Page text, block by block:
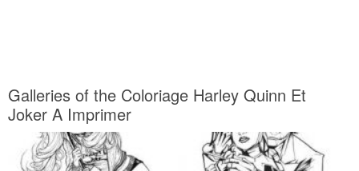
Galleries of the Coloriage Harley Quinn Et
Joker A Imprimer